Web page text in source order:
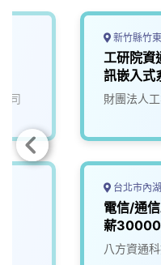
司
新竹縣竹
工研院資
訊嵌入式
(V502)
財團法人
台北市內
電信/通
薪
八方資通